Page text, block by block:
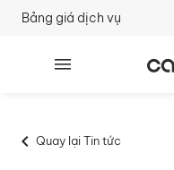
Bảng giá dịch vụ
Quay lại Tin tức